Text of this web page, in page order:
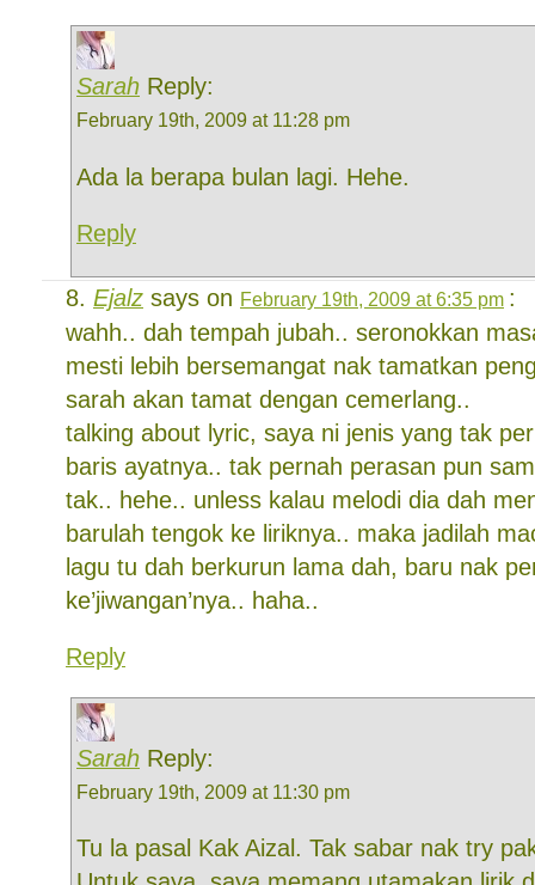
Sarah Reply:
February 19th, 2009 at 11:28 pm
Ada la berapa bulan lagi. Hehe.
Reply
Ejalz says on February 19th, 2009 at 6:35 pm :
wahh.. dah tempah jubah.. seronokkan
mesti lebih bersemangat nak tamatkan
sarah akan tamat dengan cemerlang..
talking about lyric, saya ni jenis yang tak
baris ayatnya.. tak pernah perasan pun
tak.. hehe.. unless kalau melodi dia dah
barulah tengok ke liriknya.. maka jadilah
lagu tu dah berkurun lama dah, baru nak
ke’jiwangan’nya.. haha..
Reply
Sarah Reply:
February 19th, 2009 at 11:30 pm
Tu la pasal Kak Aizal. Tak sabar nak try